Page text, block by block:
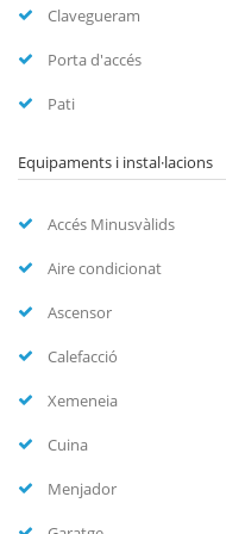
Clavegueram
Porta d'accés
Pati
Equipaments i instal·lacions
Accés Minusvàlids
Aire condicionat
Ascensor
Calefacció
Xemeneia
Cuina
Menjador